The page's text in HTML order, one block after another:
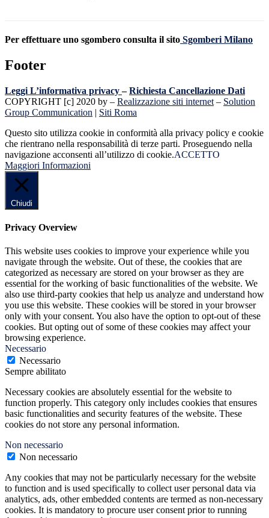
Per effettuare uno sgombero consulta il sito Sgomberi Milano
Footer
Leggi L’informativa privacy –Richiesta Cancellazione Dati
COPYRIGHT [c] 2020 by – Realizzazione siti internet – Solution
Group Communication | Siti Roma
Questo sito utilizza cookie in conformità alla privacy policy e cookie
che rientrano nella responsabilità di terze parti. Proseguendo nella
navigazione acconsenti all’utilizzo di cookie.ACCETTO
Maggiori Informazioni
Chiudi
Privacy Overview
This website uses cookies to improve your experience while you
navigate through the website. Out of these, the cookies that are
categorized as necessary are stored on your browser as they are
essential for the working of basic functionalities of the website. We
also use third-party cookies that help us analyze and understand how
you use this website. These cookies will be stored in your browser
only with your consent. You also have the option to opt-out of these
cookies. But opting out of some of these cookies may affect your
browsing experience.
Necessario
Necessario
Sempre abilitato
Necessary cookies are absolutely essential for the website to
function properly. This category only includes cookies that ensures
basic functionalities and security features of the website. These
cookies do not store any personal information.
Non necessario
Non necessario
Any cookies that may not be particularly necessary for the website
to function and is used specifically to collect user personal data via
analytics, ads, other embedded contents are termed as non-necessary
cookies. It is mandatory to procure user consent prior to running